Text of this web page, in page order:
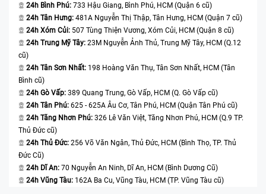
24h Bình Phú: 733 Hậu Giang, Bình Phú, HCM (Quận 6 cũ)
24h Tân Hưng: 481A Nguyễn Thị Thập, Tân Hưng, HCM (Quận 7 cũ)
24h Xóm Củi: 507 Tùng Thiện Vương, Xóm Củi, HCM (Quận 8 cũ)
24h Trung Mỹ Tây: 23M Nguyễn Ảnh Thủ, Trung Mỹ Tây, HCM (Q.12
cũ)
24h Tân Sơn Nhất: 198 Hoàng Văn Thụ, Tân Sơn Nhất, HCM (Tân
Bình cũ)
24h Gò Vấp: 389 Quang Trung, Gò Vấp, HCM (Q. Gò Vấp cũ)
24h Tân Phú: 625 - 625A Âu Cơ, Tân Phú, HCM (Quận Tân Phú cũ)
24h Tăng Nhơn Phú: 326 Lê Văn Việt, Tăng Nhơn Phú, HCM (Q.9 TP.
Thủ Đức cũ)
24h Thủ Đức: 256 Võ Văn Ngân, Thủ Đức, HCM (Bình Thọ, TP. Thủ
Đức Cũ)
24h Dĩ An: 70 Nguyễn An Ninh, Dĩ An, HCM (Bình Dương Cũ)
24h Vũng Tàu: 162A Ba Cu, Vũng Tàu, HCM (TP. Vũng Tàu cũ)